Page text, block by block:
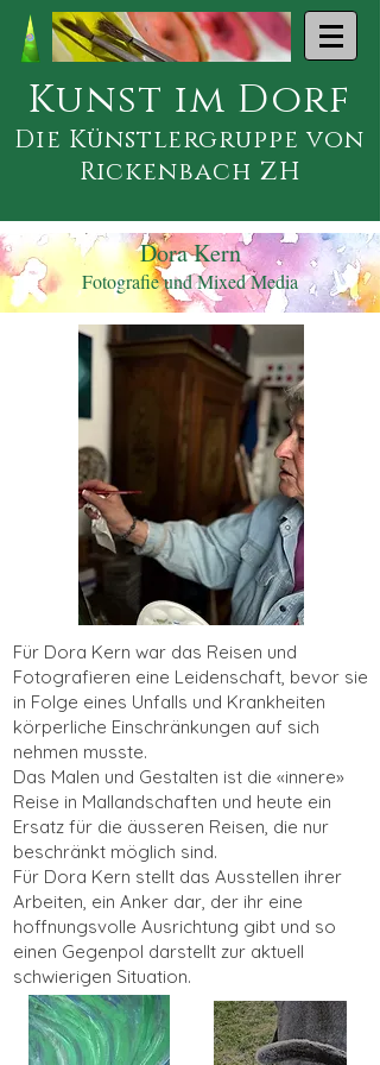
Kunst im Dorf
Die Künstlergruppe von
Rickenbach ZH
Dora Kern
Fotografie und Mixed Media
Für Dora Kern war das Reisen und
Fotografieren eine Leidenschaft, bevor sie
in Folge eines Unfalls und Krankheiten
körperliche Einschränkungen auf sich
nehmen musste.
Das Malen und Gestalten ist die «innere»
Reise in Mallandschaften und heute ein
Ersatz für die äusseren Reisen, die nur
beschränkt möglich sind.
Für Dora Kern stellt das Ausstellen ihrer
Arbeiten, ein Anker dar, der ihr eine
hoffnungsvolle Ausrichtung gibt und so
einen Gegenpol darstellt zur aktuell
schwierigen Situation.